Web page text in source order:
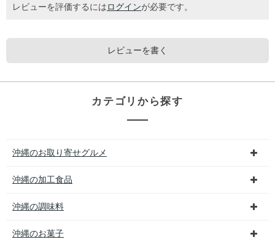
レビューを評価するには ログインが必要です。
レビューを書く
カテゴリから探す
沖縄のお取り寄せグルメ
沖縄の加工食品
沖縄の調味料
沖縄のお菓子